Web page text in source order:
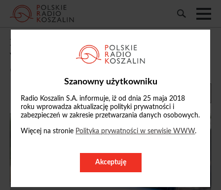
Szanowny użytkowniku
Radio Koszalin S.A. informuje, iż od dnia 25 maja 2018
roku wprowadza aktualizację polityki prywatności i
zabezpieczeń w zakresie przetwarzania danych osobowych.
Więcej na stronie Polityka prywatności w serwisie WWW.
Akceptuję
Długi weekend na drogach. Ponad 180
wypadków, zginęło 10 osób
07/06/2026, 13:28